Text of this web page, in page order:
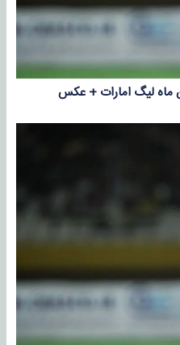
ماه لیگ امارات + عکس